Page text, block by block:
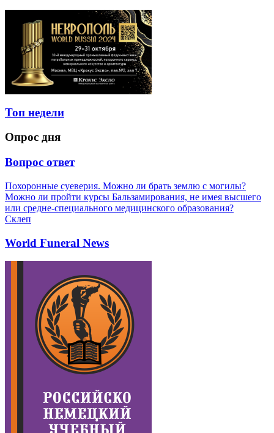
Топ недели
Опрос дня
Вопрос ответ
Похоронные суеверия. Можно ли брать землю с могилы?
Можно ли пройти курсы Бальзамирования, не имея высшего
или средне-специального медицинского образования?
Склеп
World Funeral News